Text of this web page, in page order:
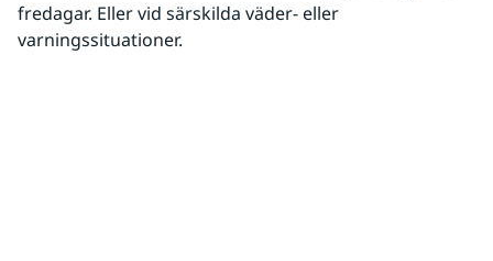
fredagar. Eller vid särskilda väder- eller
varningssituationer.